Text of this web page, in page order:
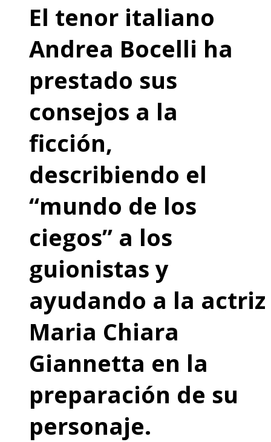
El tenor italiano
Andrea Bocelli ha
prestado sus
consejos a la
ficción,
describiendo el
“mundo de los
ciegos” a los
guionistas y
ayudando a la actriz
Maria Chiara
Giannetta en la
preparación de su
personaje.